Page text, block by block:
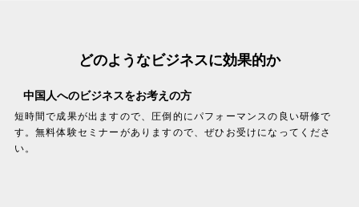
どのようなビジネスに効果的か
中国人へのビジネスをお考えの方
短時間で成果が出ますので、圧倒的にパフォーマンスの良い研修で
す。無料体験セミナーがありますので、ぜひお受けになってくださ
い。